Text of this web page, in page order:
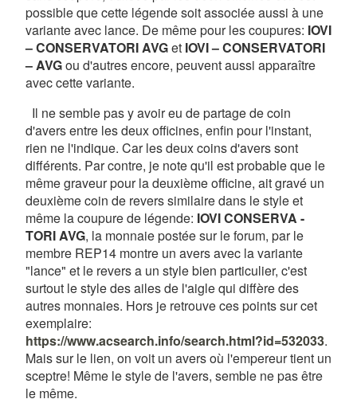
possible que cette légende soit associée aussi à une
variante avec lance. De même pour les coupures: IOVI
– CONSERVATORI AVGet IOVI – CONSERVATORI
– AVGou d'autres encore, peuvent aussi apparaître
avec cette variante.
Il ne semble pas y avoir eu de partage de coin
d'avers entre les deux officines, enfin pour l'instant,
rien ne l'indique. Car les deux coins d'avers sont
différents. Par contre, je note qu'il est probable que le
même graveur pour la deuxième officine, ait gravé un
deuxième coin de revers similaire dans le style et
même la coupure de légende: IOVI CONSERVA -
TORI AVG, la monnaie postée sur le forum, par le
membre REP14 montre un avers avec la variante
"lance" et le revers a un style bien particulier, c'est
surtout le style des ailes de l'aigle qui diffère des
autres monnaies. Hors je retrouve ces points sur cet
exemplaire:
https://www.acsearch.info/search.html?id=532033.
Mais sur le lien, on voit un avers où l'empereur tient un
sceptre! Même le style de l'avers, semble ne pas être
le même.